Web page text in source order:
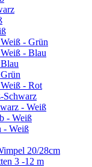
- Grün
- Blau
- Rot
Schwarz
- Weiß
- Weiß
- Weiß
20/28cm
3 -12 m